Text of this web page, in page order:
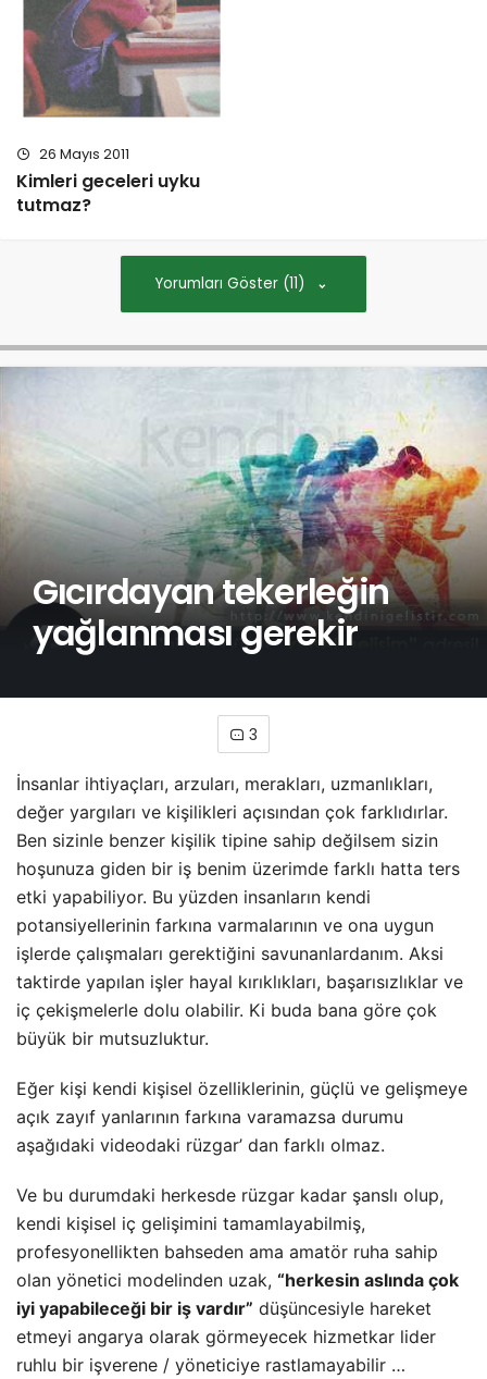
26 Mayıs 2011
Kimleri geceleri uyku
tutmaz?
Yorumları Göster (11)
Gıcırdayan tekerleğin
yağlanması gerekir
3
İnsanlar ihtiyaçları, arzuları, merakları, uzmanlıkları,
değer yargıları ve kişilikleri açısından çok farklıdırlar.
Ben sizinle benzer kişilik tipine sahip değilsem sizin
hoşunuza giden bir iş benim üzerimde farklı hatta ters
etki yapabiliyor. Bu yüzden insanların kendi
potansiyellerinin farkına varmalarının ve ona uygun
işlerde çalışmaları gerektiğini savunanlardanım. Aksi
taktirde yapılan işler hayal kırıklıkları, başarısızlıklar ve
iç çekişmelerle dolu olabilir. Ki buda bana göre çok
büyük bir mutsuzluktur.
Eğer kişi kendi kişisel özelliklerinin, güçlü ve gelişmeye
açık zayıf yanlarının farkına varamazsa durumu
aşağıdaki videodaki rüzgar’ dan farklı olmaz.
Ve bu durumdaki herkesde rüzgar kadar şanslı olup,
kendi kişisel iç gelişimini tamamlayabilmiş,
profesyonellikten bahseden ama amatör ruha sahip
olan yönetici modelinden uzak, “herkesin aslında çok
iyi yapabileceği bir iş vardır” düşüncesiyle hareket
etmeyi angarya olarak görmeyecek hizmetkar lider
ruhlu bir işverene / yöneticiye rastlamayabilir …